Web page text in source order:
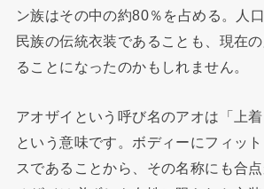
ン族はその中の約80％を占める。人
民族の伝統衣装であることも、現在
ることになったのかもしれません。
アオザイという呼び名のアオは「上着
という意味です。ボディーにフィッ
スであることから、その名称にも合